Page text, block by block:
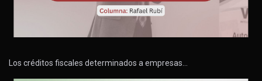
Los créditos fiscales determinados a empresas…